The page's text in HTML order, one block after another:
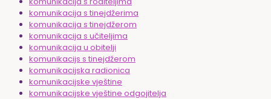
komunikacija s tinejdžerima
komunikacija s tinejdžerom
komunikacija s učiteljima
komunikacija u obitelji
komunikacijs s tinejdžerom
komunikacijska radionica
komunikacijske vještine
komunikacijske vještine odgojitelja